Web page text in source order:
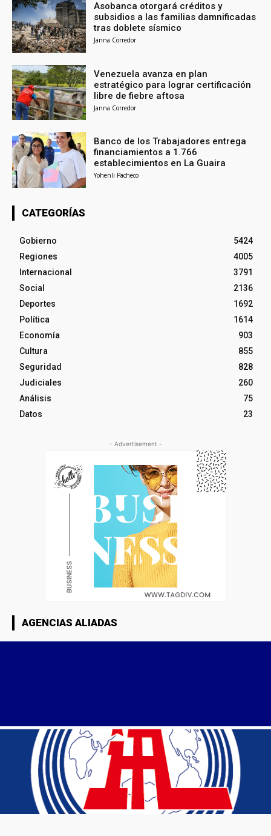
Asobanca otorgará créditos y
subsidios a las familias damnificadas
tras doblete sísmico
Janna Corredor
Venezuela avanza en plan
estratégico para lograr certificación
libre de fiebre aftosa
Janna Corredor
Banco de los Trabajadores entrega
financiamientos a 1.766
establecimientos en La Guaira
Yohenli Pacheco
CATEGORÍAS
Gobierno
5424
Regiones
4005
Internacional
3791
Social
2136
Deportes
1692
Política
1614
Economía
903
Cultura
855
Seguridad
828
Judiciales
260
Análisis
75
Datos
23
- Advertisement -
AGENCIAS ALIADAS